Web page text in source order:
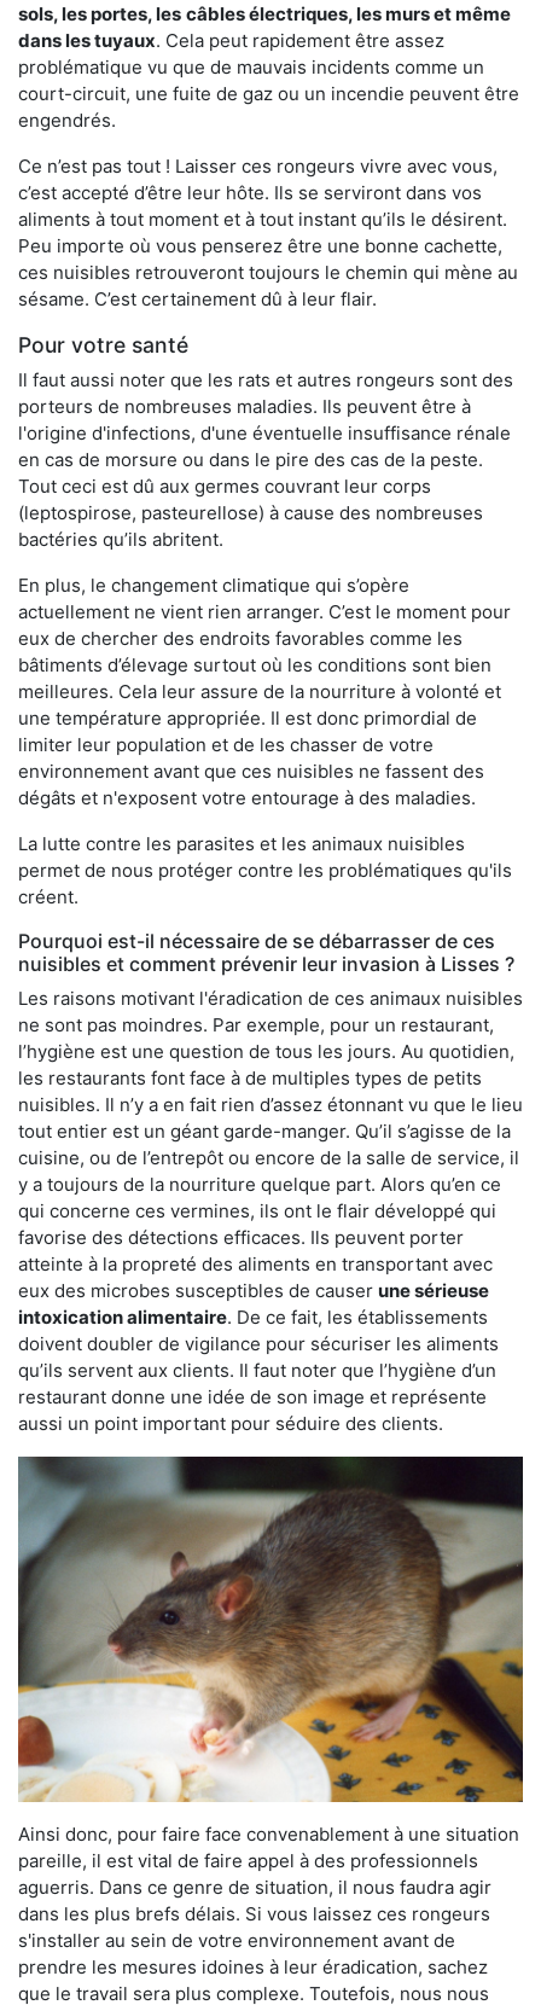
sols, les portes, les câbles électriques, les murs et même
dans les tuyaux. Cela peut rapidement être assez
problématique vu que de mauvais incidents comme un
court-circuit, une fuite de gaz ou un incendie peuvent être
engendrés.
Ce n’est pas tout ! Laisser ces rongeurs vivre avec vous,
c’est accepté d’être leur hôte. Ils se serviront dans vos
aliments à tout moment et à tout instant qu’ils le désirent.
Peu importe où vous penserez être une bonne cachette,
ces nuisibles retrouveront toujours le chemin qui mène au
sésame. C’est certainement dû à leur flair.
Pour votre santé
Il faut aussi noter que les rats et autres rongeurs sont des
porteurs de nombreuses maladies. Ils peuvent être à
l'origine d'infections, d'une éventuelle insuffisance rénale
en cas de morsure ou dans le pire des cas de la peste.
Tout ceci est dû aux germes couvrant leur corps
(leptospirose, pasteurellose) à cause des nombreuses
bactéries qu’ils abritent.
En plus, le changement climatique qui s’opère
actuellement ne vient rien arranger. C’est le moment pour
eux de chercher des endroits favorables comme les
bâtiments d’élevage surtout où les conditions sont bien
meilleures. Cela leur assure de la nourriture à volonté et
une température appropriée. Il est donc primordial de
limiter leur population et de les chasser de votre
environnement avant que ces nuisibles ne fassent des
dégâts et n'exposent votre entourage à des maladies.
La lutte contre les parasites et les animaux nuisibles
permet de nous protéger contre les problématiques qu'ils
créent.
Pourquoi est-il nécessaire de se débarrasser de ces
nuisibles et comment prévenir leur invasion à Lisses ?
Les raisons motivant l'éradication de ces animaux nuisibles
ne sont pas moindres. Par exemple, pour un restaurant,
l’hygiène est une question de tous les jours. Au quotidien,
les restaurants font face à de multiples types de petits
nuisibles. Il n’y a en fait rien d’assez étonnant vu que le lieu
tout entier est un géant garde-manger. Qu’il s’agisse de la
cuisine, ou de l’entrepôt ou encore de la salle de service, il
y a toujours de la nourriture quelque part. Alors qu’en ce
qui concerne ces vermines, ils ont le flair développé qui
favorise des détections efficaces. Ils peuvent porter
atteinte à la propreté des aliments en transportant avec
eux des microbes susceptibles de causer une sérieuse
intoxication alimentaire. De ce fait, les établissements
doivent doubler de vigilance pour sécuriser les aliments
qu’ils servent aux clients. Il faut noter que l’hygiène d’un
restaurant donne une idée de son image et représente
aussi un point important pour séduire des clients.
Ainsi donc, pour faire face convenablement à une situation
pareille, il est vital de faire appel à des professionnels
aguerris. Dans ce genre de situation, il nous faudra agir
dans les plus brefs délais. Si vous laissez ces rongeurs
s'installer au sein de votre environnement avant de
prendre les mesures idoines à leur éradication, sachez
que le travail sera plus complexe. Toutefois, nous nous